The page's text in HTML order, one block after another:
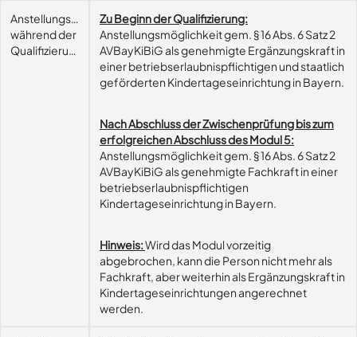
Anstellungsmöglichkeit
während der
Qualifizierung
Zu Beginn der Qualifizierung:
Anstellungsmöglichkeit gem. § 16 Abs. 6 Satz 2
AVBayKiBiG als genehmigte Ergänzungskraft in
einer betriebserlaubnispflichtigen und staatlich
geförderten Kindertageseinrichtung in Bayern.
Nach Abschluss der Zwischenprüfung bis zum
erfolgreichen Abschluss des Modul 5:
Anstellungsmöglichkeit gem. § 16 Abs. 6 Satz 2
AVBayKiBiG als genehmigte Fachkraft in einer
betriebserlaubnispflichtigen
Kindertageseinrichtung in Bayern.
Hinweis:Wird das Modul vorzeitig
abgebrochen, kann die Person nicht mehr als
Fachkraft, aber weiterhin als Ergänzungskraft in
Kindertageseinrichtungen angerechnet
werden.